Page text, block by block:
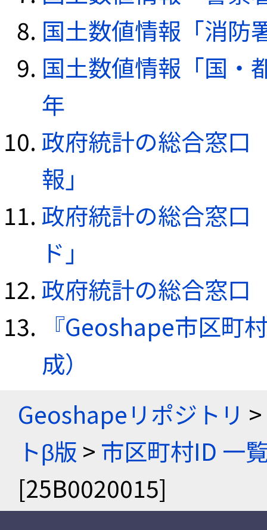
国土数値情報「消防
国土数値情報「国・
年
政府統計の総合窓口
報」
政府統計の総合窓口
ド」
政府統計の総合窓口
『Geoshape市区町
成）
Geoshapeリポジトリ >
トβ版 > 市区町村ID 一
[25B0020015]